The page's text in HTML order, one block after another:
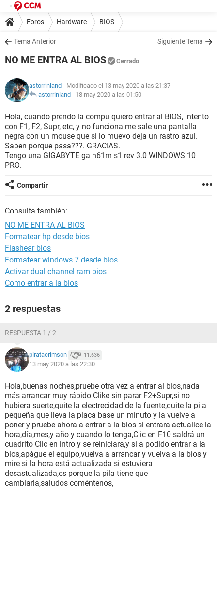
Foros Hardware BIOS
Tema Anterior Siguiente Tema
NO ME ENTRA AL BIOS Cerrado
astorrinland - Modificado el 13 may 2020 a las 21:37
astorrinland - 18 may 2020 a las 01:50
Hola, cuando prendo la compu quiero entrar al BIOS, intento
con F1, F2, Supr, etc, y no funciona me sale una pantalla
negra con un mouse que si lo muevo deja un rastro azul.
Saben porque pasa???. GRACIAS.
Tengo una GIGABYTE ga h61m s1 rev 3.0 WINDOWS 10
PRO.
Compartir
Consulta también:
NO ME ENTRA AL BIOS
Formatear hp desde bios
Flashear bios
Formatear windows 7 desde bios
Activar dual channel ram bios
Como entrar a la bios
2 respuestas
RESPUESTA 1 / 2
piratacrimson 11.636
13 may 2020 a las 22:30
Hola,buenas noches,pruebe otra vez a entrar al bios,nada
más arrancar muy rápido Clike sin parar F2+Supr,si no
hubiera suerte,quite la electrecidad de la fuente,quite la pila
pequeña que lleva la placa base un minuto y la vuelve a
poner y pruebe ahora a entrar a la bios si entrara actualice la
hora,día,mes,y año y cuando lo tenga,Clic en F10 saldrá un
cuadrito Clic en intro y se reiniciara,y si a podido entrar a la
bios,apágue el equipo,vuelva a arrancar y vuelva a la bios y
mire si la hora está actualizada si estuviera
desastualizada,es porque la pila tiene que
cambiarla,saludos coméntenos,